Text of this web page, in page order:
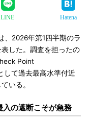
LINE Hatena
2026年第1四半期のラ
した。調査を担ったの
Point
して過去最高水準付近
いる。
の遮断こそが急務